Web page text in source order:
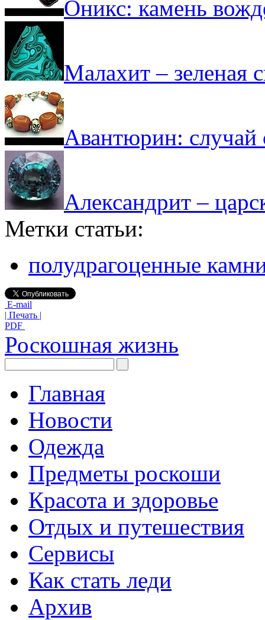
Оникс: камень
Малахит – зеленая
Авантюрин: случай
Александрит –
Метки статьи:
полудрагоценные
E-mail
| Печать |
PDF
Роскошная жизнь
Главная
Новости
Одежда
Предметы роскоши
Красота и здоровье
Отдых и путешествия
Сервисы
Как стать леди
Архив